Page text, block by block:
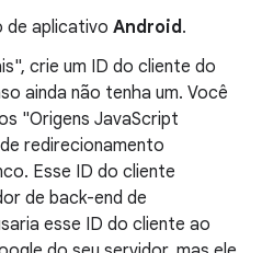
de aplicativo Android.
crie um ID do cliente do
ainda não tenha um. Você
"Origens JavaScript
redirecionamento
Esse ID do cliente
de back-end de
esse ID do cliente ao